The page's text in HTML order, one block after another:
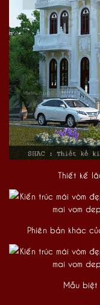
Thiết kế
Phiên bản khác
Mẫu